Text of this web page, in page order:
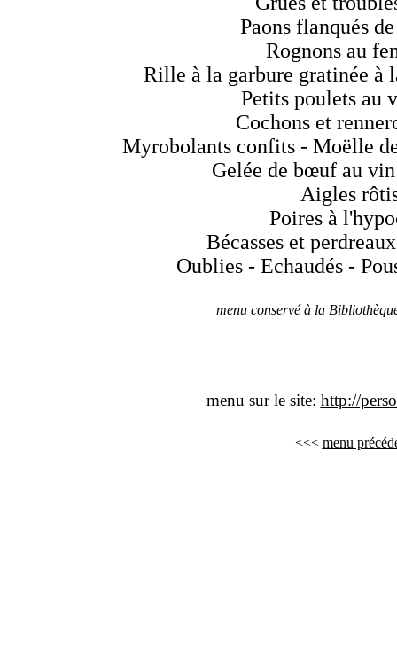
Paons flanqués
Rognons au
Rille à la garbure gratinée à
Petits poulets au
Cochons et
Myrobolants confits - Moëlle
Gelée de bœuf au
Aigles
Poires à
Bécasses et
Oublies - Echaudés -
menu conservé à la
<<< menu
menu sur le site: http://